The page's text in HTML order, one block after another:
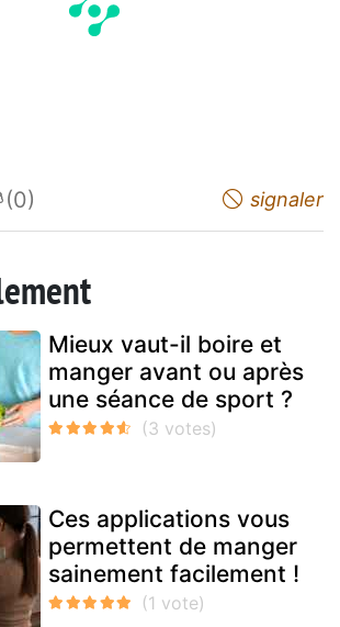
I do not appreciate signaler
Mieux vaut-il boire et
manger avant ou après
une séance de sport ?
Ces applications vous
permettent de manger
sainement facilement !